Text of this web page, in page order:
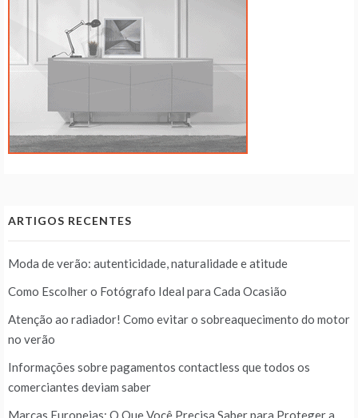
ARTIGOS RECENTES
Moda de verão: autenticidade, naturalidade e atitude
Como Escolher o Fotógrafo Ideal para Cada Ocasião
Atenção ao radiador! Como evitar o sobreaquecimento do motor
no verão
Informações sobre pagamentos contactless que todos os
comerciantes deviam saber
Marcas Europeias: O Que Você Precisa Saber para Proteger a